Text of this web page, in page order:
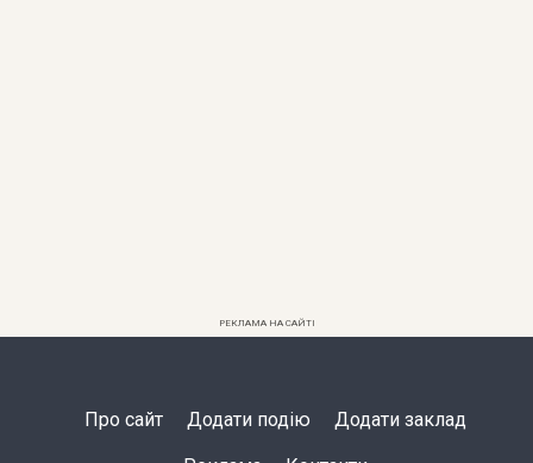
РЕКЛАМА НА САЙТІ
Про сайт Додати подію Додати заклад